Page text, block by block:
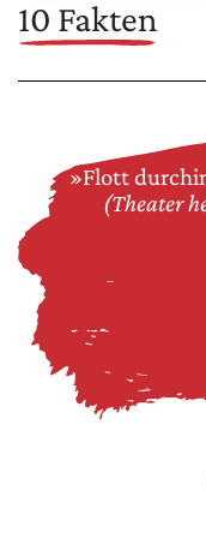
10 Fakten
»Flott
(Theater